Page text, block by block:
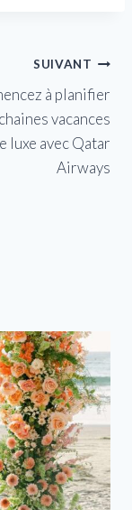
SUIVANT
à planifier
vacances
luxe avec Qatar
Airways